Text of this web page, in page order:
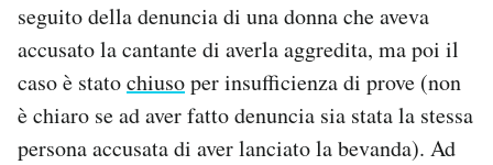
seguito della denuncia di una donna che aveva
accusato la cantante di averla aggredita, ma poi il
caso è statochiusoper insufficienza di prove (non
è chiaro se ad aver fatto denuncia sia stata la stessa
persona accusata di aver lanciato la bevanda). Ad